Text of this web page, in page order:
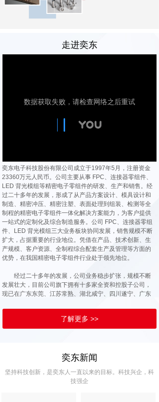
了解更多 >>
走进奕东
奕东电子科技股份有限公司成立于1997年5月，注册资金
23360万元人民币。公司主要从事 FPC、连接器零组件、
LED 背光模组等精密电子零组件的研发、生产和销售。经
过二十多年的发展，形成了从产品方案设计、模具设计和
制造、精密冲压、精密注塑、表面处理到组装、检测等全
制程的精密电子零组件一体化解决方案能力，为客户提供
一站式的定制化及综合制造服务。公司 FPC、连接器零组
件、LED 背光模组三大业务板块协同发展，销售规模不断
扩大，占据重要的行业地位。凭借在产品、技术创新、生
产规模、客户资源、全制程综合配套生产及管理等方面的
优势，在我国精密电子零组件行业处于领先地位。
经过二十多年的发展，公司业务稳步扩张，规模不断
发展壮大，目前公司旗下拥有十多家全资和控股子公司，
现已在广东东莞、江苏常熟、湖北咸宁、四川遂宁、广东
产基地。公司立足华南，拓展全国，走向全球，已成为国
内外众多知名品牌客户最可信赖的合作伙伴
坚持科技创新，是奕东人一直以来的目标。科技兴企，科
技强企
奕东新闻